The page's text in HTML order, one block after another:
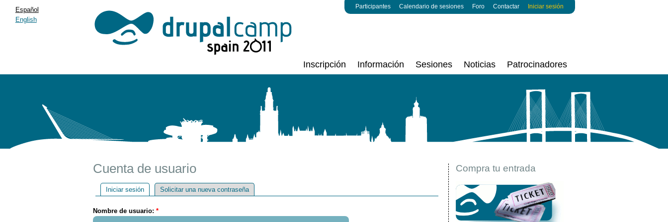
Participantes Calendario de sesiones Foro Contactar Iniciar sesión
Inscripción Información Sesiones Noticias Patrocinadores
Español
English
Cuenta de usuario
Iniciar sesión Solicitar una nueva contraseña
Nombre de usuario: *
Compra tu entrada